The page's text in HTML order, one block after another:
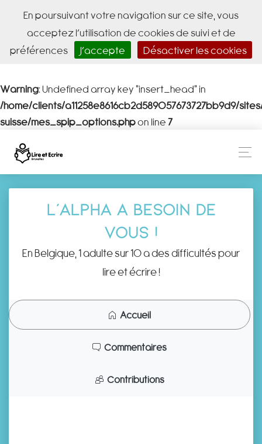
En poursuivant votre navigation sur ce site, vous
acceptez l’utilisation de cookies de suivi et de
préférences
J’accepte Désactiver les cookies
Warning: Undefined array key "insert_head" in
/home/clients/a11258e8616cb2d589057673727bb9d9/
suisse/mes_spip_options.phpon line 7
L’alpha a besoin de
vous !
En Belgique, 1 adulte sur 10 a des difficultés pour
lire et écrire !
Accueil
Commentaires
Contributions